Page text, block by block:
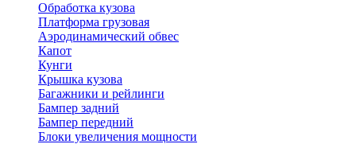
Обработка кузова
Платформа грузовая
Аэродинамический обвес
Капот
Кунги
Крышка кузова
Багажники и рейлинги
Бампер задний
Бампер передний
Блоки увеличения мощности